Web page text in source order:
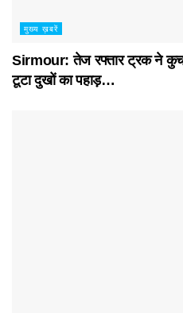
मुख्य ख़बरें
Sirmour: तेज रफ्तार ट्रक ने
टूटा दुखों का पहाड़…